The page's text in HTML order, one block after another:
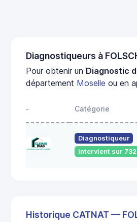
Diagnostiqueurs à
Pour obtenir un Diagnostic
département Moselle ou en
- Catégorie
Diagnostiqueur
Intervient sur
Historique CATNAT —